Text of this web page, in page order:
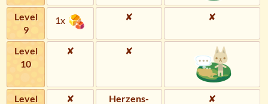
Level
9
1x ✘ ✘
Level
10
✘ ✘
Level ✘ Herzens­ ✘